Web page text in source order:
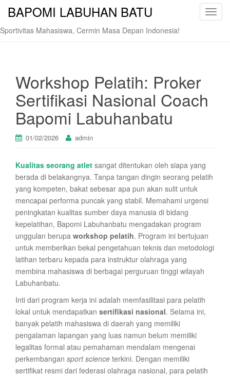
T
o
BAPOMI LABUHAN BATU
Sportivitas Mahasiswa, Cermin Masa Depan Indonesia!
Workshop Pelatih: Proker
Sertifikasi Nasional Coach
Bapomi Labuhanbatu
01/02/2026 admin
Kualitas seorang atlet sangat ditentukan oleh siapa yang
berada di belakangnya. Tanpa tangan dingin seorang pelatih
yang kompeten, bakat sebesar apa pun akan sulit untuk
mencapai performa puncak yang stabil. Memahami urgensi
peningkatan kualitas sumber daya manusia di bidang
kepelatihan, Bapomi Labuhanbatu mengadakan program
unggulan berupa workshop pelatih. Program ini bertujuan
untuk memberikan bekal pengetahuan teknis dan metodologi
latihan terbaru kepada para instruktur olahraga yang
membina mahasiswa di berbagai perguruan tinggi wilayah
Labuhanbatu.
Inti dari program kerja ini adalah memfasilitasi para pelatih
lokal untuk mendapatkan sertifikasi nasional. Selama ini,
banyak pelatih mahasiswa di daerah yang memiliki
pengalaman lapangan yang luas namun belum memiliki
legalitas formal atau pemahaman mendalam mengenai
perkembangan sport science terkini. Dengan memiliki
sertifikat resmi dari federasi olahraga nasional, para pelatih